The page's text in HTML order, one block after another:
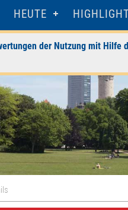
HEUTE
der Nutzung mit